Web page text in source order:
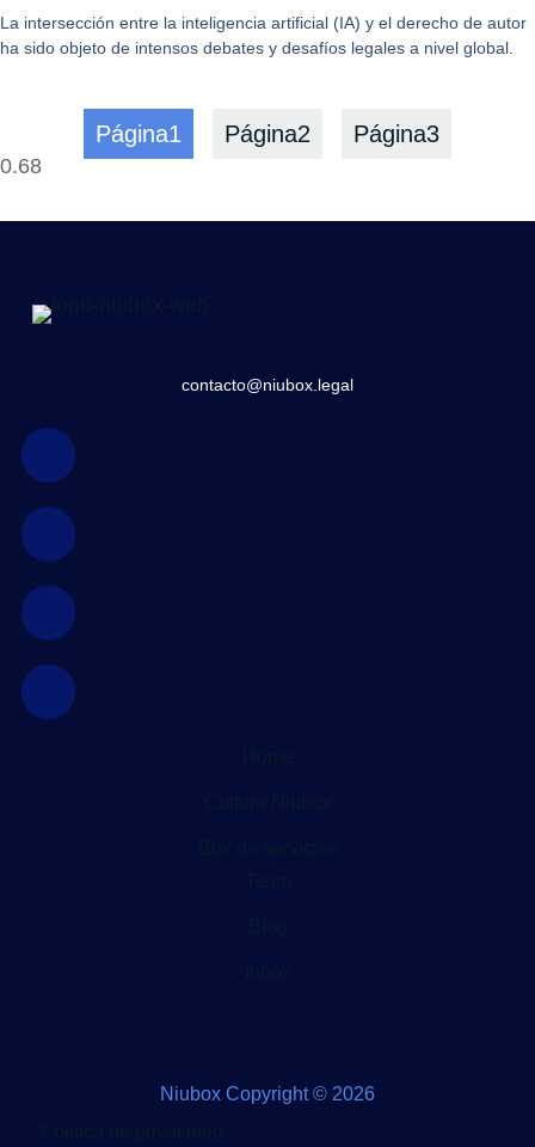
La intersección entre la inteligencia artificial (IA) y el derecho de autor
ha sido objeto de intensos debates y desafíos legales a nivel global.
Página1 Página2 Página3
contacto@niubox.legal
Niubox Copyright © 2026